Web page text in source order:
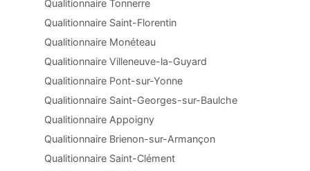
Qualitionnaire Tonnerre
Qualitionnaire Saint-Florentin
Qualitionnaire Monéteau
Qualitionnaire Villeneuve-la-Guyard
Qualitionnaire Pont-sur-Yonne
Qualitionnaire Saint-Georges-sur-Baulche
Qualitionnaire Appoigny
Qualitionnaire Brienon-sur-Armançon
Qualitionnaire Saint-Clément